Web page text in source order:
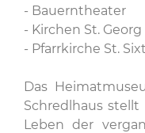
- Bauerntheater
- Kirchen St.
- Pfarrkirche St.
Das
Schredlhaus
Leben der